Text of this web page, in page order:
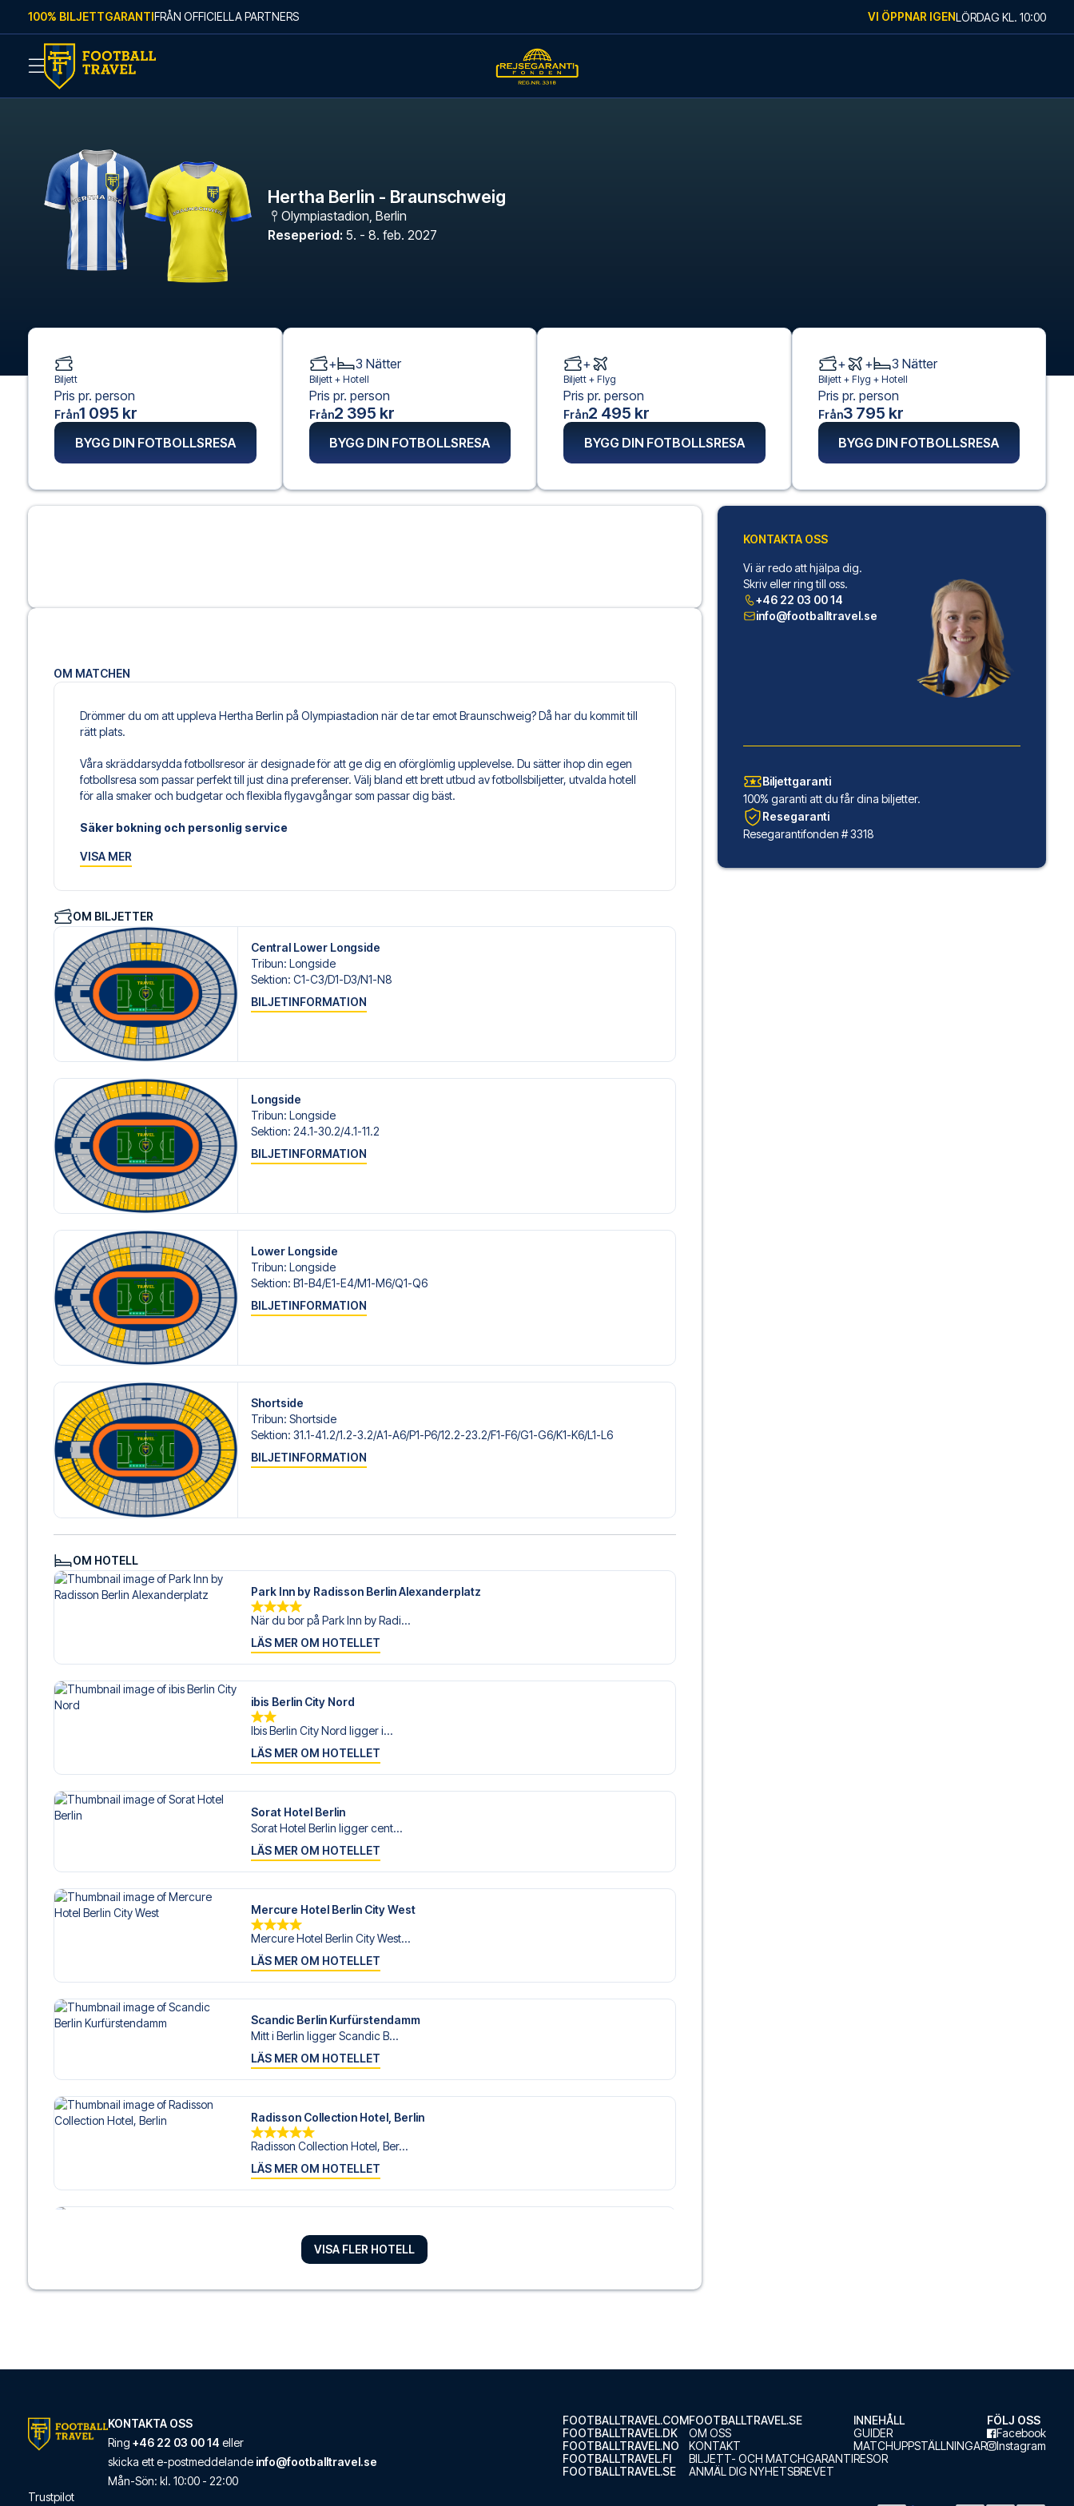
Skip to content
100% BILJETTGARANTIFRÅN OFFICIELLA PARTNERS VI ÖPPNAR IGENLÖRDAG KL. 10:00
Hertha Berlin - Braunschweig
Olympiastadion, Berlin
Reseperiod: 5. - 8. feb. 2027
OM MATCHEN
Drömmer du om att uppleva Hertha Berlin på Olympiastadion när de tar emot Braunschweig? Då har du kommit till
rätt plats.
Våra skräddarsydda fotbollsresor är designade för att ge dig en oförglömlig upplevelse. Du sätter ihop din egen
fotbollsresa som passar perfekt till just dina preferenser. Välj bland ett brett utbud av fotbollsbiljetter, utvalda hotell
för alla smaker och budgetar och flexibla flygavgångar som passar dig bäst.
Säker bokning och personlig service
din fotbollspaket och står redo med personlig service både före och under resan. Vi är tillgängliga på +46 22 03 00
dig att realisera din fotbollsresedröm!
VISA MER
OM BILJETTER
Central Lower Longside
Tribun: Longside
Sektion: C1-C3/​D1-D3/​N1-N8
BILJETINFORMATION
Longside
Tribun: Longside
Sektion: 24.1-30.2/​4.1-11.2
BILJETINFORMATION
Lower Longside
Tribun: Longside
Sektion: B1-B4/​E1-E4/​M1-M6/​Q1-Q6
BILJETINFORMATION
Shortside
Tribun: Shortside
Sektion: 31.1-41.2/​1.2-3.2/​A1-A6/​P1-P6/​12.2-23.2/​F1-F6/​G1-G6/​K1-K6/​L1-L6
BILJETINFORMATION
OM HOTELL
Park Inn by Radisson Berlin Alexanderplatz
När du bor på Park Inn by Radi...
LÄS MER OM HOTELLET
ibis Berlin City Nord
Ibis Berlin City Nord ligger i...
LÄS MER OM HOTELLET
Sorat Hotel Berlin
Sorat Hotel Berlin ligger cent...
LÄS MER OM HOTELLET
Mercure Hotel Berlin City West
Mercure Hotel Berlin City West...
LÄS MER OM HOTELLET
Scandic Berlin Kurfürstendamm
Mitt i Berlin ligger Scandic B...
LÄS MER OM HOTELLET
Radisson Collection Hotel, Berlin
Radisson Collection Hotel, Ber...
LÄS MER OM HOTELLET
Grand Hostel Berlin Urban ligg...
VISA FLER HOTELL
Biljett
Pris pr. person
Från1 095 kr
BYGG DIN FOTBOLLSRESA
+ 3 Nätter
Biljett + Hotell
Pris pr. person
Från2 395 kr
BYGG DIN FOTBOLLSRESA
+
Biljett + Flyg
Pris pr. person
Från2 495 kr
BYGG DIN FOTBOLLSRESA
+ + 3 Nätter
Biljett + Flyg + Hotell
Pris pr. person
Från3 795 kr
BYGG DIN FOTBOLLSRESA
KONTAKTA OSS
Vi är redo att hjälpa dig.
Skriv eller ring till oss.
+46 22 03 00 14
info@footballtravel.se
Biljettgaranti
100% garanti att du får dina biljetter.
Resegaranti
Resegarantifonden # 3318
KONTAKTA OSS
Ring +46 22 03 00 14 eller
skicka ett e-postmeddelande info@footballtravel.se
Mån-Sön: kl. 10:00 - 22:00
Trustpilot
FOOTBALLTRAVEL.COM
FOOTBALLTRAVEL.DK
FOOTBALLTRAVEL.NO
FOOTBALLTRAVEL.FI
FOOTBALLTRAVEL.SE
FOOTBALLTRAVEL.SE
OM OSS
KONTAKT
BILJETT- OCH MATCHGARANTI
ANMÄL DIG NYHETSBREVET
INNEHÅLL
GUIDER
MATCHUPPSTÄLLNINGAR
RESOR
FÖLJ OSS
Facebook
Instagram